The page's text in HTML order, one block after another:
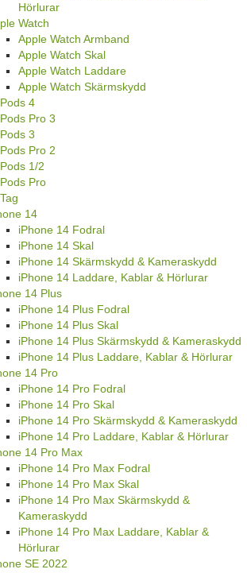
Hörlurar
Watch
Apple Watch Armband
Apple Watch Skal
Apple Watch Laddare
Apple Watch Skärmskydd
4
Pro 3
3
Pro 2
1/2
Pro
14
iPhone 14 Fodral
iPhone 14 Skal
iPhone 14 Skärmskydd & Kameraskydd
iPhone 14 Laddare, Kablar & Hörlurar
14 Plus
iPhone 14 Plus Fodral
iPhone 14 Plus Skal
iPhone 14 Plus Skärmskydd & Kameraskydd
iPhone 14 Plus Laddare, Kablar & Hörlurar
14 Pro
iPhone 14 Pro Fodral
iPhone 14 Pro Skal
iPhone 14 Pro Skärmskydd & Kameraskydd
iPhone 14 Pro Laddare, Kablar & Hörlurar
14 Pro Max
iPhone 14 Pro Max Fodral
iPhone 14 Pro Max Skal
iPhone 14 Pro Max Skärmskydd &
Kameraskydd
iPhone 14 Pro Max Laddare, Kablar &
Hörlurar
SE 2022